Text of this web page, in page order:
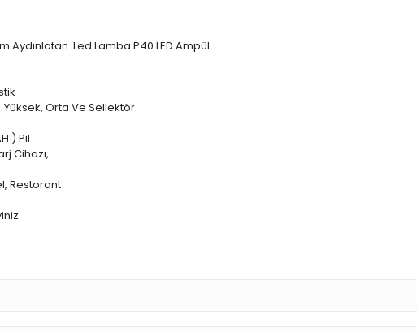
Led Lamba P40 LED Ampül
Orta Ve Sellektör
) Pil
Cihazı,
Restorant